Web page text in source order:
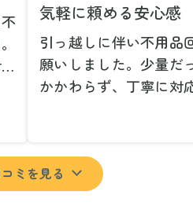
気軽に頼める安心感
引っ越しに伴い不用品
願いしました。少量だ
かかわらず、丁寧に対
じてくださり、次回も
いしたいと思いました
特に、自分では持ち運
ミを見る